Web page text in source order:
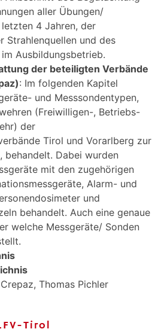
aller Übungen/
4 Jahren, der
Strahlenquellen und des
Ausbildungsbetrieb.
der beteiligten Verbände
: Im folgenden Kapitel
und Messsondentypen,
(Freiwilligen-, Betriebs-
der
Tirol und Vorarlberg zur
behandelt. Dabei wurden
mit den zugehörigen
Alarm- und
und
behandelt. Auch eine genaue
welche Messgeräte/ Sonden
Thomas Pichler
Tirol